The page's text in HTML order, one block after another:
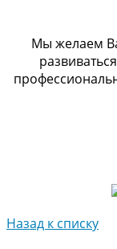
Мы желаем
Назад к списку